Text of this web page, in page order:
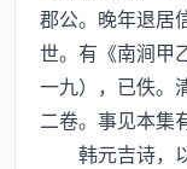
郡公。晚年退居
世。有《南涧甲
一九），已佚。
二卷。事见本集
韩元吉诗，以